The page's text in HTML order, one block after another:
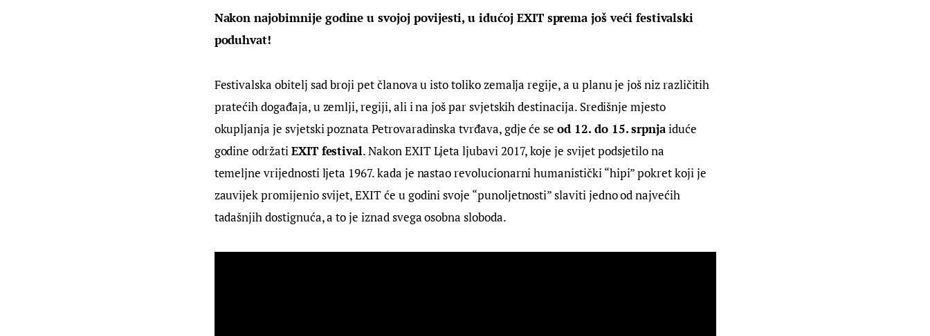
Nakon najobimnije godine u svojoj povijesti, u idućoj EXIT sprema još veći festivalski
poduhvat!
Festivalska obitelj sad broji pet članova u isto toliko zemalja regije, a u planu je još niz različitih
pratećih događaja, u zemlji, regiji, ali i na još par svjetskih destinacija. Središnje mjesto
okupljanja je svjetski poznata Petrovaradinska tvrđava, gdje će se od 12. do 15. srpnja iduće
godine održati EXIT festival. Nakon EXIT Ljeta ljubavi 2017, koje je svijet podsjetilo na
temeljne vrijednosti ljeta 1967. kada je nastao revolucionarni humanistički “hipi” pokret koji je
zauvijek promijenio svijet, EXIT će u godini svoje “punoljetnosti” slaviti jedno od najvećih
tadašnjih dostignuća, a to je iznad svega osobna sloboda.